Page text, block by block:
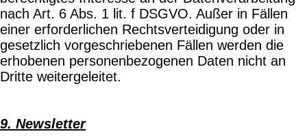
nach Art. 6 Abs. 1 lit. f DSGVO. Außer in Fällen
einer erforderlichen Rechtsverteidigung oder in
gesetzlich vorgeschriebenen Fällen werden die
erhobenen personenbezogenen Daten nicht an
Dritte weitergeleitet.
9. Newsletter